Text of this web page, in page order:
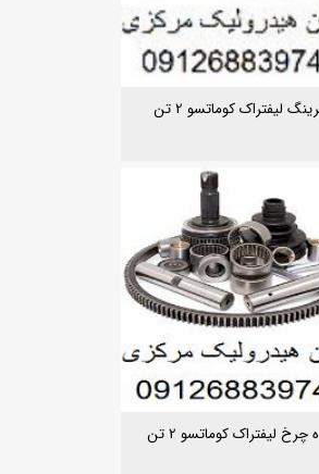
لیفتراک کوماتسو 2 تن
چرخ لیفتراک کوماتسو 2 تن